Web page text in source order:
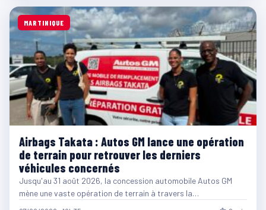
MARTINIQUE
Airbags Takata : Autos GM lance une opération
de terrain pour retrouver les derniers
véhicules concernés
Jusqu'au 31 août 2026, la concession automobile Autos GM
mène une vaste opération de terrain à travers la…